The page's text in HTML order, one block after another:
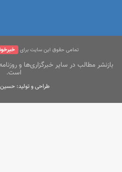
تمامی حقوق این سایت برای
بازنشر مطالب در سایر خبرگزاری‌ها و
است.
طراحی و تولید: